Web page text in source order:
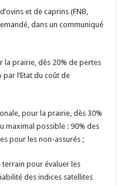
et de caprins (FNB,
dans un communiqué
la prairie, dès 20% de pertes
l’Etat du coût de
pour la prairie, dès 30%
maximal possible : 90% des
pour les non-assurés ;
pour évaluer les
des indices satellites